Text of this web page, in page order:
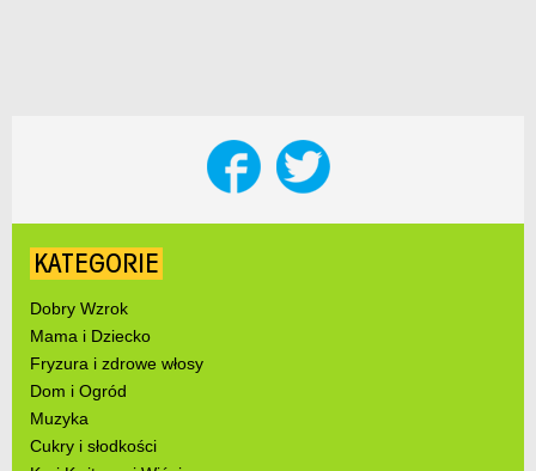
KATEGORIE
Dobry Wzrok
Mama i Dziecko
Fryzura i zdrowe włosy
Dom i Ogród
Muzyka
Cukry i słodkości